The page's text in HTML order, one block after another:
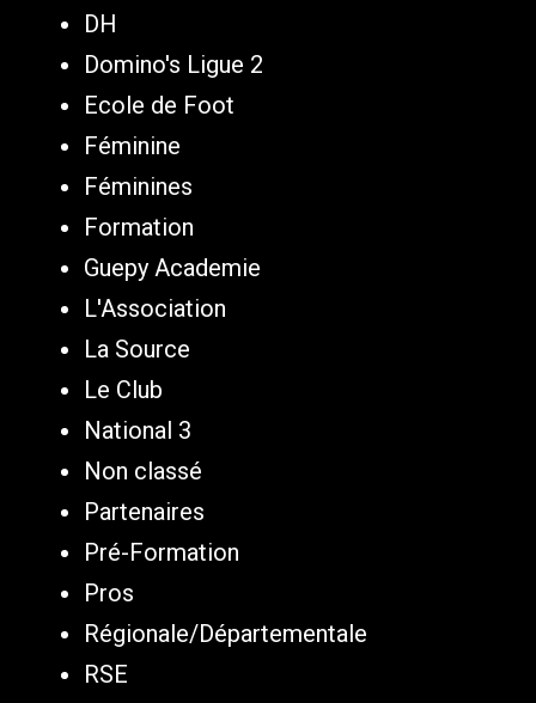
DH
Domino's Ligue 2
Ecole de Foot
Féminine
Féminines
Formation
Guepy Academie
L'Association
La Source
Le Club
National 3
Non classé
Partenaires
Pré-Formation
Pros
Régionale/Départementale
RSE